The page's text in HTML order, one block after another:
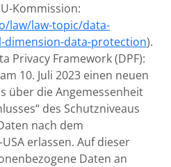
Kommission:
law/law-topic/data-
data-protection).
Privacy Framework (DPF):
10. Juli 2023 einen neuen
über die Angemessenheit
des Schutzniveaus
nach dem
erlassen. Auf dieser
Daten an